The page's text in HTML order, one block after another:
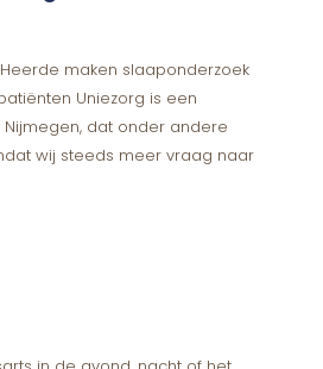
maken slaaponderzoek
Uniezorg is een
dat onder andere
wij steeds meer vraag naar